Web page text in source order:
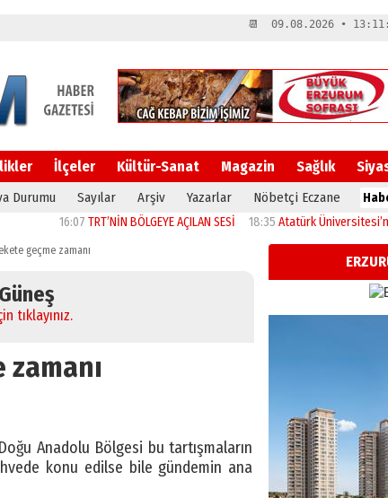
📆 09.08.2026 •
İlçeler Kültür-Sanat Magazin Sağlık
Durumu Sayılar Arşiv Yazarlar Nöbetçi Eczane
TRT’NİN BÖLGEYE AÇILAN SESİ 18:35 Atatürk Üniversitesi’nin
geçme zamanı
tıklayınız.
Anadolu Bölgesi bu tartışmaların
konu edilse bile gündemin ana